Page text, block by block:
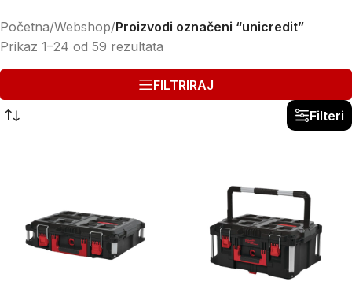
Početna/Webshop/Proizvodi označeni “unicredit”
Prikaz 1–24 od 59 rezultata
FILTRIRAJ
Filteri